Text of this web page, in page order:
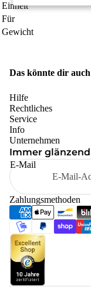
Einheit
Für
Gewicht
Das könnte dir
Hilfe
Rechtliches
Service
Info
Unternehmen
Immer
E-Mail
Zahlungsmethoden